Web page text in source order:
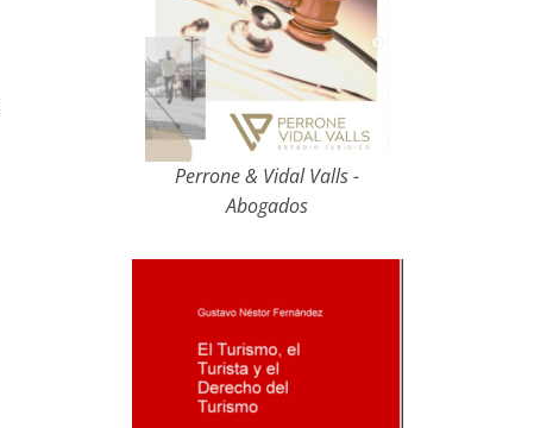
Perrone & Vidal Valls -
Abogados